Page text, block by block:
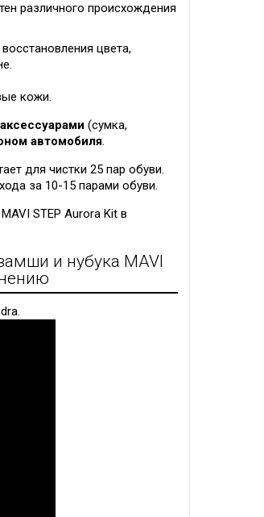
различного происхождения
цвета,
кожи.
аксессуарами (сумка,
автомобиля.
для чистки 25 пар обуви.
за 10-15 парами обуви.
STEP Aurora Kit в
и нубука MAVI